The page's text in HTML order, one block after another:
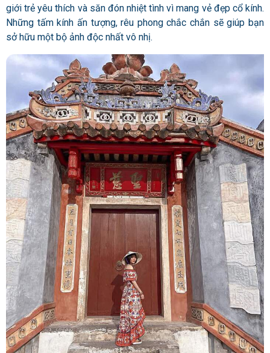
giới trẻ yêu thích và săn đón nhiệt tình vì mang vẻ đẹp cổ kính.
Những tấm kính ấn tượng, rêu phong chắc chắn sẽ giúp bạn
sở hữu một bộ ảnh độc nhất vô nhị.